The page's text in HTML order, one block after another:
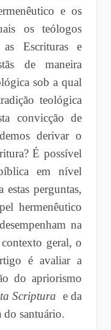
e os
os teólogos
as Escrituras e
de maneira
sob a qual
teológica
convicção de
derivar o
É possível
em nível
estas perguntas,
hermenêutico
na
geral, o
é avaliar a
do apriorismo
Scriptura e da
do santuário.